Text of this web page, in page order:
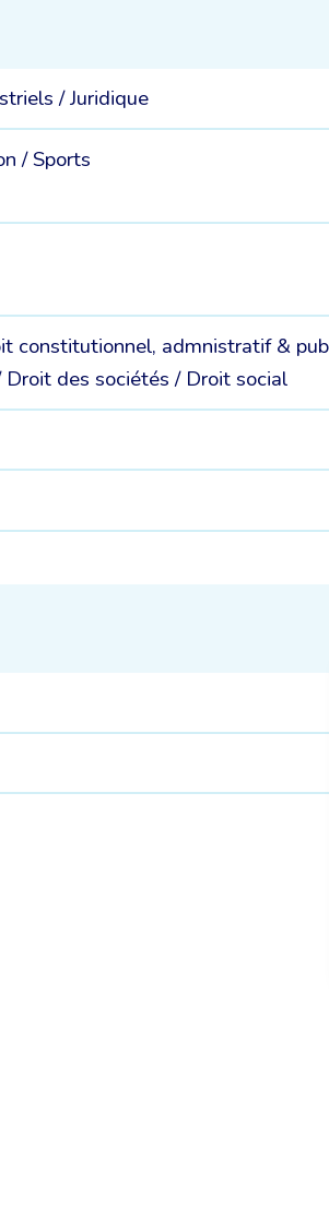
/Juridique
/Sports
constitutionnel, admnistratif &
Droit des sociétés / Droit social